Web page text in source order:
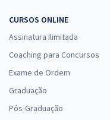
CURSOS ONLINE
Assinatura Ilimitada
Coaching para Concursos
Exame de Ordem
Graduação
Pós-Graduação